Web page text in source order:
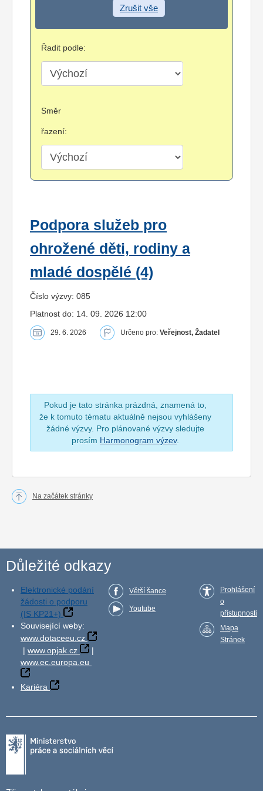
Zrušit vše
Řadit podle:
Směr
řazení:
Podpora služeb pro
ohrožené děti, rodiny a
mladé dospělé (4)
Číslo výzvy: 085
Platnost do: 14. 09. 2026 12:00
29. 6. 2026 Určeno pro: Veřejnost, Žadatel
Pokud je tato stránka prázdná, znamená to,
že k tomuto tématu aktuálně nejsou vyhlášeny
žádné výzvy. Pro plánované výzvy sledujte
prosím Harmonogram výzev.
Na začátek stránky
Důležité odkazy
Elektronické podání
žádosti o podporu
(IS KP21+)
Související weby:
www.dotaceeu.cz
| www.opjak.cz
|
www.ec.europa.eu
Kariéra
Větší šance
Youtube
Prohlášení
o
přístupnosti
Mapa
Stránek